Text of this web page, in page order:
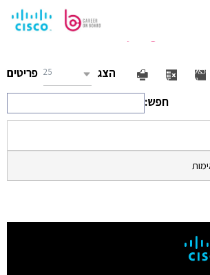
פרסום משרה
הצג 25 פריטים
חפש: